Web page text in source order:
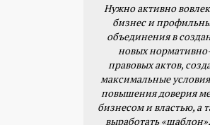
Нужно активно
бизнес и
объединения в
новых
правовых актов,
максимальные
повышения доверия
бизнесом и властью, а
выработать